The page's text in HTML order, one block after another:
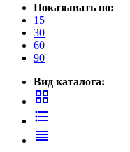
Показывать по:
15
30
60
90
Вид каталога:
grid_view
format_list_bulleted
reorder